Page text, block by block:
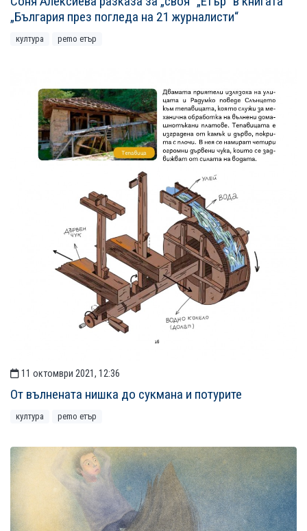
„България през погледа на 21 журналисти“
култура рemo етър
11 октомври 2021, 12:36
От вълнената нишка до сукмана и потурите
култура рemo етър